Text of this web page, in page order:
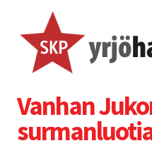
Vanhan